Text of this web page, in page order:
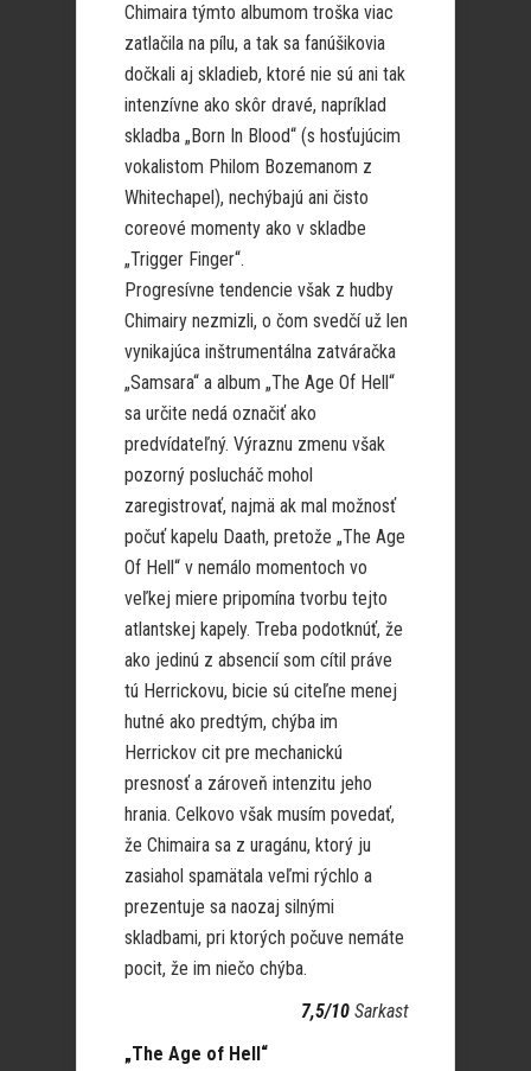
Chimaira týmto albumom troška viac
zatlačila na pílu, a tak sa fanúšikovia
dočkali aj skladieb, ktoré nie sú ani tak
intenzívne ako skôr dravé, napríklad
skladba „Born In Blood“ (s hosťujúcim
vokalistom Philom Bozemanom z
Whitechapel), nechýbajú ani čisto
coreové momenty ako v skladbe
„Trigger Finger“.
Progresívne tendencie však z hudby
Chimairy nezmizli, o čom svedčí už len
vynikajúca inštrumentálna zatváračka
„Samsara“ a album „The Age Of Hell“
sa určite nedá označiť ako
predvídateľný. Výraznu zmenu však
pozorný poslucháč mohol
zaregistrovať, najmä ak mal možnosť
počuť kapelu Daath, pretože „The Age
Of Hell“ v nemálo momentoch vo
veľkej miere pripomína tvorbu tejto
atlantskej kapely. Treba podotknúť, že
ako jedinú z absencií som cítil práve
tú Herrickovu, bicie sú citeľne menej
hutné ako predtým, chýba im
Herrickov cit pre mechanickú
presnosť a zároveň intenzitu jeho
hrania. Celkovo však musím povedať,
že Chimaira sa z uragánu, ktorý ju
zasiahol spamätala veľmi rýchlo a
prezentuje sa naozaj silnými
skladbami, pri ktorých počuve nemáte
pocit, že im niečo chýba.
7,5/10 Sarkast
„The Age of Hell“